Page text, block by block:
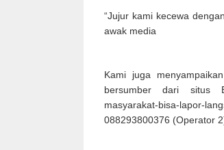
“Jujur kami kecewa
awak media
Kami juga
bersumber dari situs
masyarakat-bisa-lapor-
088293800376 (Operator